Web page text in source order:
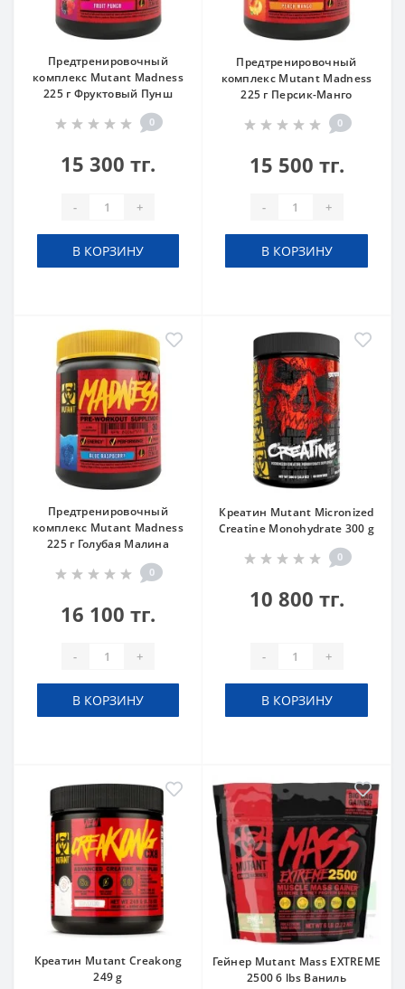
Предтренировочный
комплекс Mutant Madness
225 г Фруктовый Пунш
0
15 300 тг.
- +
В КОРЗИНУ
Предтренировочный
комплекс Mutant Madness
225 г Персик-Манго
0
15 500 тг.
- +
В КОРЗИНУ
Предтренировочный
комплекс Mutant Madness
225 г Голубая Малина
0
16 100 тг.
- +
В КОРЗИНУ
Креатин Mutant Micronized
Creatine Monohydrate 300 g
0
10 800 тг.
- +
В КОРЗИНУ
Креатин Mutant Creakong
249 g
Гейнер Mutant Mass EXTREME
2500 6 lbs Ваниль